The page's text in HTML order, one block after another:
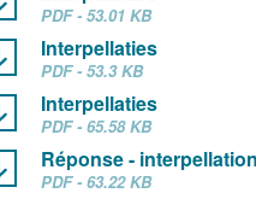
PDF - 53.01 KB
Interpellaties
PDF - 53.3 KB
Interpellaties
PDF - 65.58 KB
Réponse -
PDF - 63.22 KB